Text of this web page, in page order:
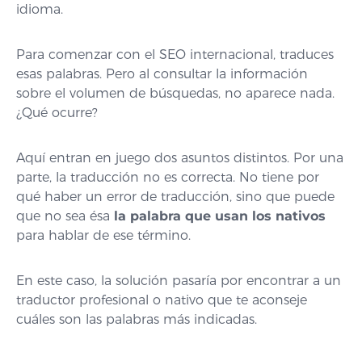
idioma.
Para comenzar con el SEO internacional, traduces
esas palabras. Pero al consultar la información
sobre el volumen de búsquedas, no aparece nada.
¿Qué ocurre?
Aquí entran en juego dos asuntos distintos. Por una
parte, la traducción no es correcta. No tiene por
qué haber un error de traducción, sino que puede
que no sea ésa la palabra que usan los nativos
para hablar de ese término.
En este caso, la solución pasaría por encontrar a un
traductor profesional o nativo que te aconseje
cuáles son las palabras más indicadas.